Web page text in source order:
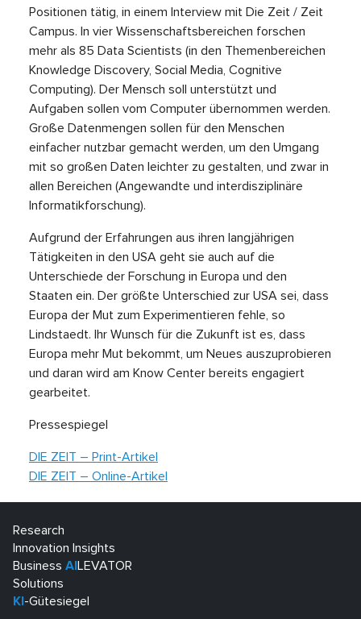
Positionen tätig, in einem Interview mit Die Zeit / Zeit
Campus. In vier Wissenschaftsbereichen forschen
mehr als 85 Data Scientists (in den Themenbereichen
Knowledge Discovery, Social Media, Cognitive
Computing). Der Mensch soll unterstützt und
Aufgaben sollen vom Computer übernommen werden.
Große Datenmengen sollen für den Menschen
einfacher nutzbar gemacht werden, um den Umgang
mit so großen Daten leichter zu gestalten, und zwar in
allen Bereichen (Angewandte und interdisziplinäre
Informatikforschung).
Aufgrund der Erfahrungen aus ihren langjährigen
Tätigkeiten in den USA geht sie auch auf die
Unterschiede der Forschung in Europa und den
Staaten ein. Der größte Unterschied zur USA sei, dass
Europa der Mut zum Experimentieren fehle, so
Lindstaedt. Ihr Wunsch für die Zukunft ist es, dass
Europa mehr Mut bekommt, um Neues auszuprobieren
und daran wird am Know Center bereits engagiert
gearbeitet.
Pressespiegel
DIE ZEIT – Print-Artikel
DIE ZEIT – Online-Artikel
Research
Innovation Insights
Business AI LEVATOR
Solutions
KI -Gütesiegel